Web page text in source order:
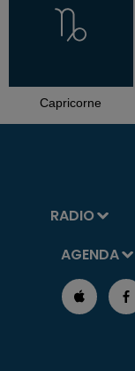
Capricorne
RADIO
AGENDA